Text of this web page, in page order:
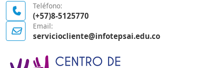
Teléfono:
(+57)8-5125770
Email:
serviciocliente@infotepsai.edu.co